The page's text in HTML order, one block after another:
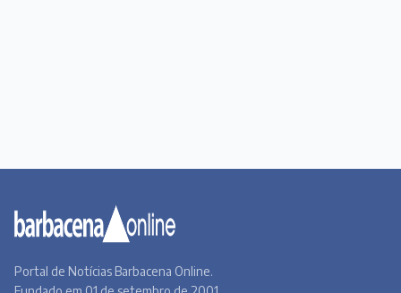
Portal de Notícias Barbacena Online.